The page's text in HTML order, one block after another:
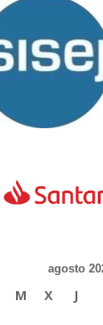
agosto
M X J